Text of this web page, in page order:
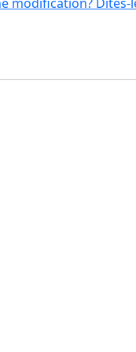
modification? Dites-